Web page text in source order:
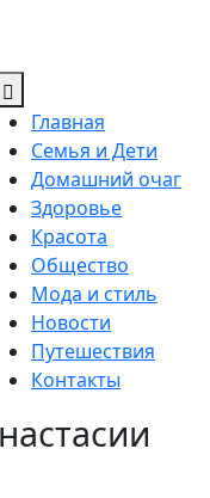
Главная
Семья и Дети
Домашний очаг
Здоровье
Красота
Общество
Мода и стиль
Новости
Путешествия
Контакты